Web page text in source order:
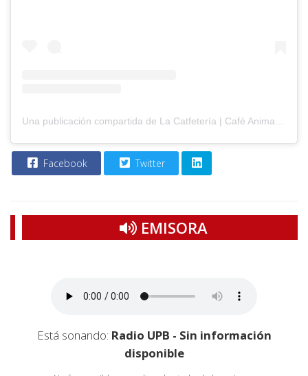
Una publicación compartida de La Catfetería | Café Animalista Sin Ánimo de Lucro (@lacatfeteria.bga)
Facebook Twitter
EMISORA
Está sonando: Radio UPB - Sin información
disponible